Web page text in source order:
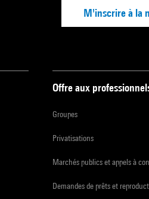
M'inscrire à la
Offre aux
Groupes
Privatisations
Marchés publics et appels à
Demandes de prêts et